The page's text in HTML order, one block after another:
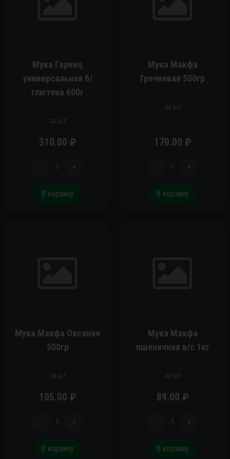
Мука Гарнец
универсальная б/
глютена 600г
за шт
310.00 ₽
- 1 +
В корзину
Мука Макфа
Гречневая 500гр
за шт
170.00 ₽
- 1 +
В корзину
Мука Макфа Овсяная
500гр
за шт
105.00 ₽
- 1 +
В корзину
Мука Макфа
пшеничная в/с 1кг
за шт
89.00 ₽
- 1 +
В корзину